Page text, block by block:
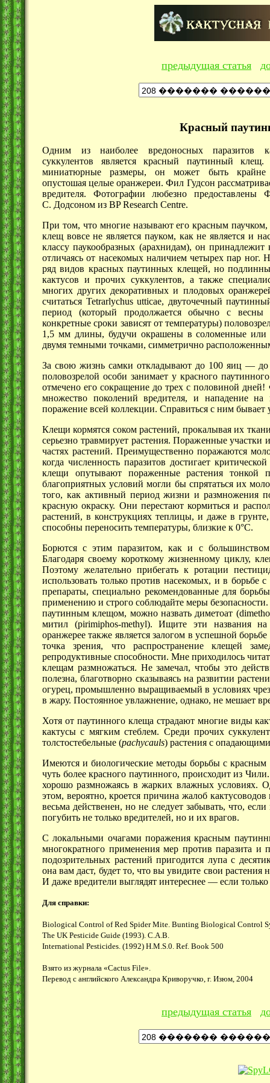
предыдущая статья
Красный
Одним из наиболее вредоносных паразитов
суккулентов является красный паутинный
миниатюрные размеры, он может быть крайне
опустошая целые оранжереи. Фил Гудсон
вредителя. Фотографии любезно предоставлены
С. Додсоном из BP Research Centre.
При том, что многие называют его красным
клещ вовсе не является пауком, как не является и
классу паукообразных (арахнидам), он принадлежит
отличаясь от насекомых наличием четырех пар ног.
ряд видов красных паутинных клещей, но
кактусов и прочих суккулентов, а также
многих других декоративных и плодовых
считаться Tetrarlychus utticae, двуточечный
период (который продолжается обычно с
конкретные сроки зависят от температуры)
1,5 ммдлины, будучи окрашены в соломенные или
двумя темными точками, симметрично
За свою жизнь самки откладывают до 100 яиц — до
половозрелой особи занимает у красного
отмечено его сокращение до трех с половиной дней!
множество поколений вредителя, и нападение на
поражение всей коллекции. Справиться с ним бывает
Клещи кормятся соком растений, прокалывая их
серьезно травмирует растения. Пораженные
частях растений. Преимущественно поражаются
когда численность паразитов достигает
клещи опутывают пораженные растения тонкой
благоприятных условий могли бы спрятаться их
того, как активный период жизни и размножения
красную окраску. Они перестают кормиться и
растений, в конструкциях теплицы, и даже в
способны переносить температуры, близкие к 0°С.
Борются с этим паразитом, как и с
Благодаря своему короткому жизненному циклу,
Поэтому желательно прибегать к ротации
использовать только против насекомых, и в
препараты, специально рекомендованные для
применению и строго соблюдайте меры
паутинным клещом, можно назвать диметоат
митил (pirimiphos-methyl). Ищите эти названия
оранжерее также является залогом в успешной
точка зрения, что распространение клещей
репродуктивные способности. Мне приходилось
клещам размножаться. Не замечал, чтобы это
полезна, благотворно сказываясь на развитии
огурец, промышленно выращиваемый в условиях
в жару. Постоянное увлажнение, однако, не мешает
Хотя от паутинного клеща страдают многие виды
кактусы с мягким стеблем. Среди прочих
толстостебельные (pachycauls) растения с
Имеются и биологические методы борьбы с
чуть более красного паутинного, происходит из
хорошо размножаясь в жарких влажных условиях.
этом, вероятно, кроется причина жалоб
весьма действенен, но не следует забывать, что,
погубить не только вредителей, но и их врагов.
С локальными очагами поражения красным
многократного применения мер против паразита и
подозрительных растений пригодится лупа с
она вам даст, будет то, что вы увидите свои
И даже вредители выглядят интереснее — если
Для справки:
Biological Control of Red Spider Mite. Bunting Biological Control
The UK Pesticide Guide (1993). C.A.B.
International Pesticides. (1992) H.M.S.0. Ref. Book 500
Взято из журнала «Cactus File».
Перевод с английского Александра Криворучко, г. Изюм, 2004
предыдущая статья